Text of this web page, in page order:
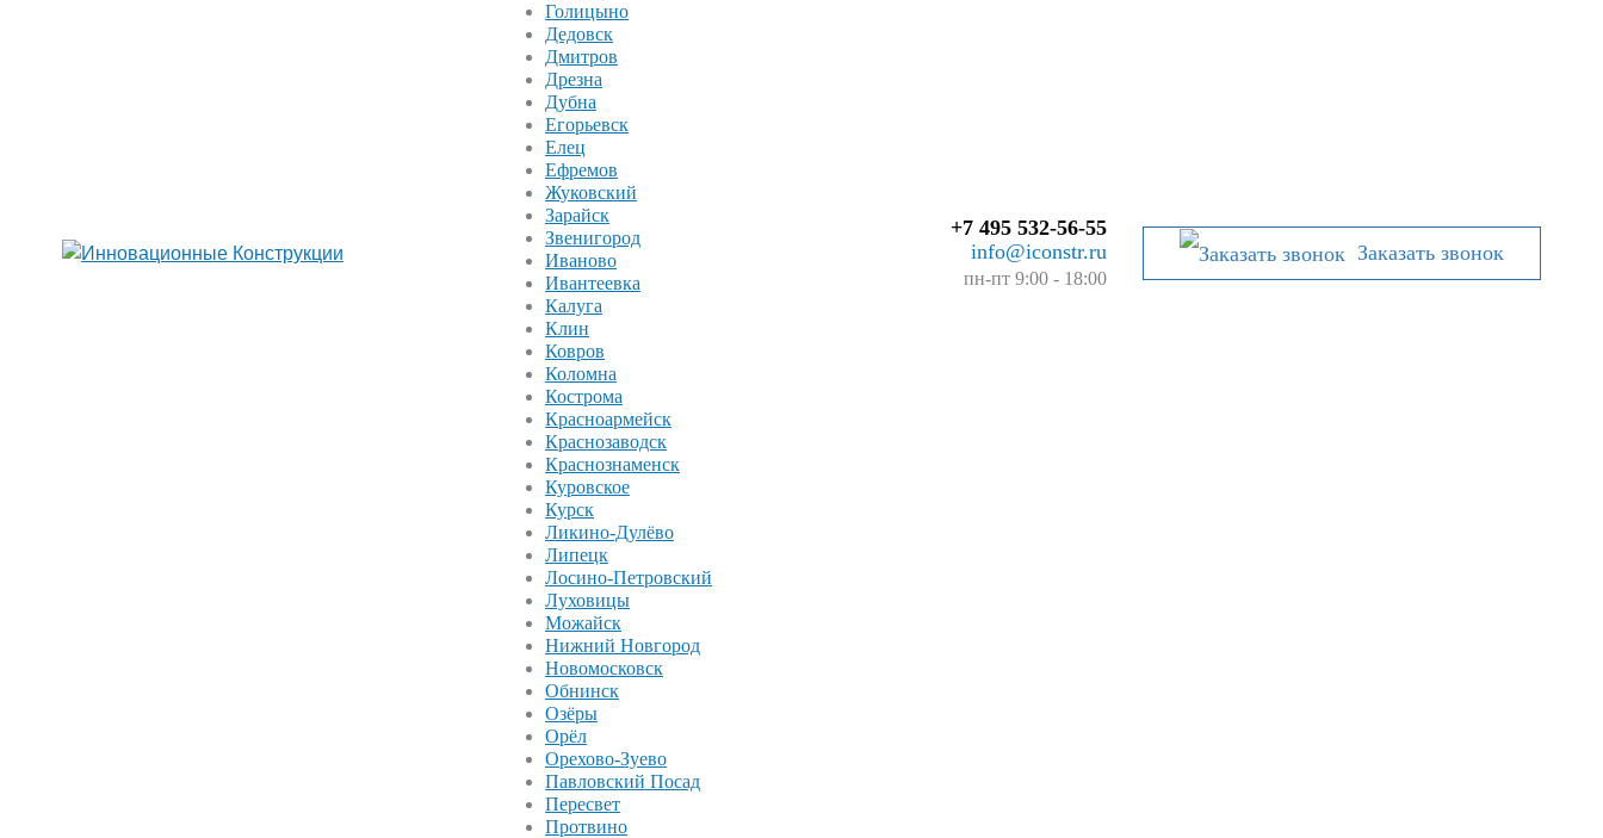
Голицыно
Дедовск
Дмитров
Дрезна
Дубна
Егорьевск
Елец
Ефремов
Жуковский
Зарайск
Звенигород
Иваново
Ивантеевка
Калуга
Клин
Ковров
Коломна
Кострома
Красноармейск
Краснозаводск
Краснознаменск
Куровское
Курск
Ликино-Дулёво
Липецк
Лосино-Петровский
Луховицы
Можайск
Нижний Новгород
Новомосковск
Обнинск
Озёры
Орёл
Орехово-Зуево
Павловский Посад
Пересвет
Протвино
+7 495 532-56-55
info@iconstr.ru
пн-пт 9:00 - 18:00
Заказать звонок